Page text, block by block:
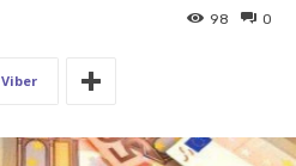
0
98
Viber